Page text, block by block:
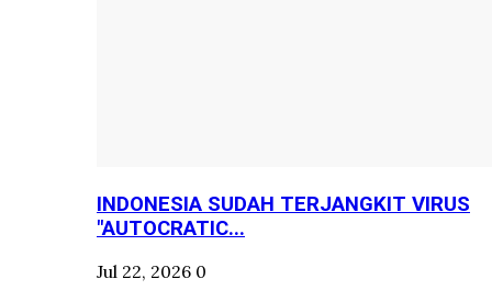
INDONESIA SUDAH TERJANGKIT VIRUS
"AUTOCRATIC...
Jul 22, 2026 0